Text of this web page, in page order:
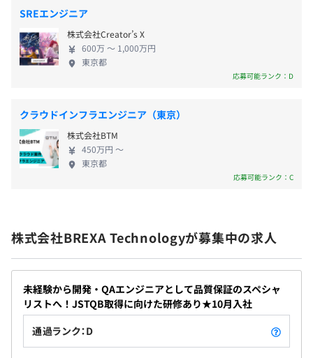
の習得、技術調査能力の向上
【事例3】
■概要
大手建設業向け、AIOCRを利用した契約書の分類分け実証
■要素技術（要素業務知識）
Python、マシンラーニング、データサイエンス
・AI、データサイエンススキル
■概要
大手電機メーカーが独自開発しようとしている、サイト運
営時にユーザー行動等を分析し、
そのサイト訪問者の特性を統合管理できるデータプラット
フォームの開発
・転居費用負担
・赴任手当＊月5万円
・借上げ寮あり（単身・家族）…初期費用、家賃一部会社
負担※入寮規定あり
で延長可能
＜キャリア支援＞
・資格取得支援制度…受験費用負担、祝い金あり
・オンライン英会話
昇給：年2回（4月・10月）
賞与：年2回（7月・12月）
産休・育休取得率は99.2％で復帰するメンバーも多
数。男性の育休取得も進んでおります。
SREエンジニア
株式会社Creator’s X
600万 〜 1,000万円
東京都
応募可能ランク：D
クラウドインフラエンジニア（東京）
株式会社BTM
450万円 〜
東京都
応募可能ランク：C
株式会社BREXA Technologyが募集中の求人
未経験から開発・QAエンジニアとして品質保証のスペシャ
リストへ！JSTQB取得に向けた研修あり★10月入社
通過ランク：D